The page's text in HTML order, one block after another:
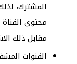
المشترك،
محتوى
مقابل ذلك
القنوات